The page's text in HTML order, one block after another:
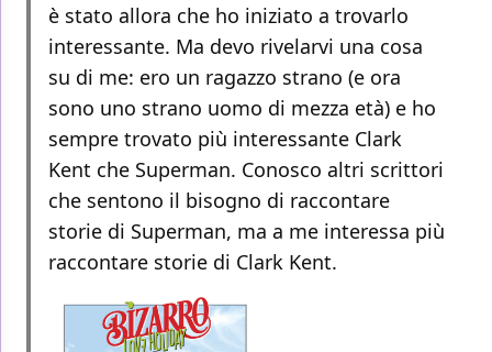
è stato allora che ho iniziato a trovarlo
interessante. Ma devo rivelarvi una cosa
su di me: ero un ragazzo strano (e ora
sono uno strano uomo di mezza età) e ho
sempre trovato più interessante Clark
Kent che Superman. Conosco altri scrittori
che sentono il bisogno di raccontare
storie di Superman, ma a me interessa più
raccontare storie di Clark Kent.